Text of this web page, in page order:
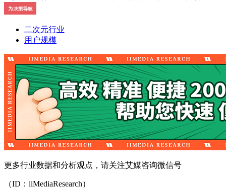
二次元行业
用户规模
更多行业数据和分析观点，请关注艾媒咨询微信号
（ID：iiMediaResearch）